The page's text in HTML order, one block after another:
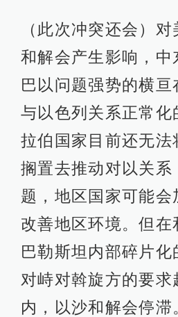
（此次冲突还会）
和解会产生影响，中
巴以问题强势的横亘
与以色列关系正常化
拉伯国家目前还无法
搁置去推动对以关系
题，地区国家可能会
改善地区环境。但在
巴勒斯坦内部碎片化
对峙对斡旋方的要求
内，以沙和解会停滞